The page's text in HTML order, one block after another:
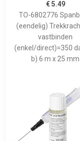
€ 5.49
TO-6802776
(eendelig)
vastbinden
(enkel/direct)=350
b) 6 m x 25 mm